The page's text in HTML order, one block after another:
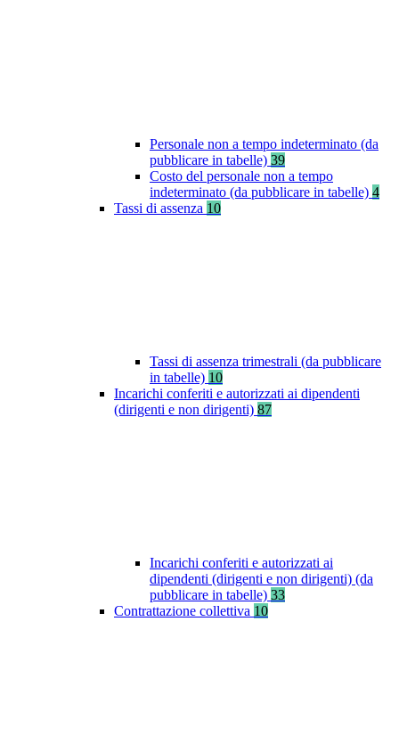
Personale non a tempo indeterminato (da
pubblicare in tabelle) 39
Costo del personale non a tempo
indeterminato (da pubblicare in tabelle) 4
Tassi di assenza 10
Tassi di assenza trimestrali (da pubblicare
in tabelle) 10
Incarichi conferiti e autorizzati ai dipendenti
(dirigenti e non dirigenti) 87
Incarichi conferiti e autorizzati ai
dipendenti (dirigenti e non dirigenti) (da
pubblicare in tabelle) 33
Contrattazione collettiva 10